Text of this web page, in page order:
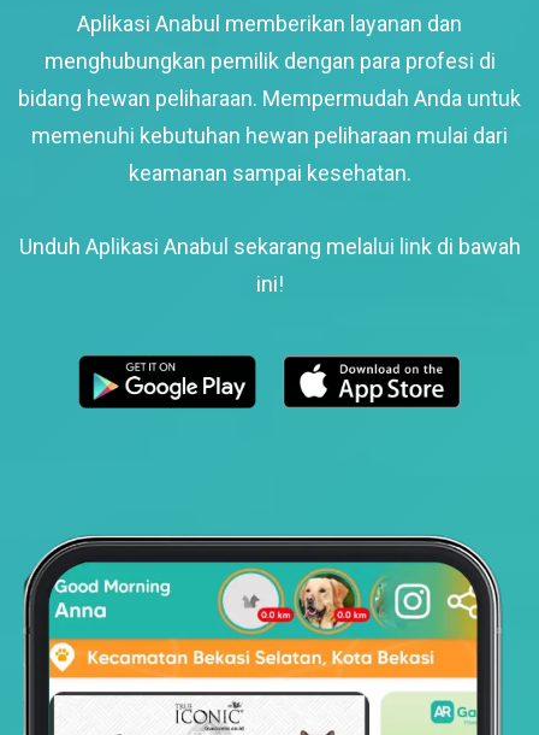
Aplikasi Anabul memberikan layanan dan
menghubungkan pemilik dengan para profesi di
bidang hewan peliharaan. Mempermudah Anda untuk
memenuhi kebutuhan hewan peliharaan mulai dari
keamanan sampai kesehatan.
Unduh Aplikasi Anabul sekarang melalui link di bawah
ini!